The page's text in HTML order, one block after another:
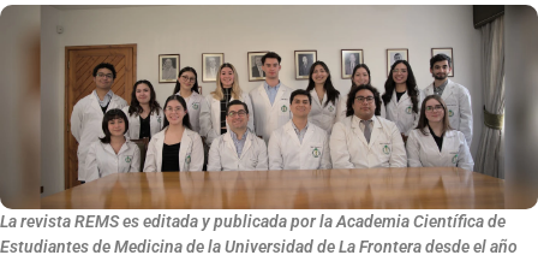
La revista REMS es editada y publicada por la Academia Científica de
Estudiantes de Medicina de la Universidad de La Frontera desde el año